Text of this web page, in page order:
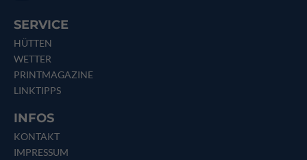
SERVICE
HÜTTEN
WETTER
PRINTMAGAZINE
LINKTIPPS
INFOS
KONTAKT
IMPRESSUM